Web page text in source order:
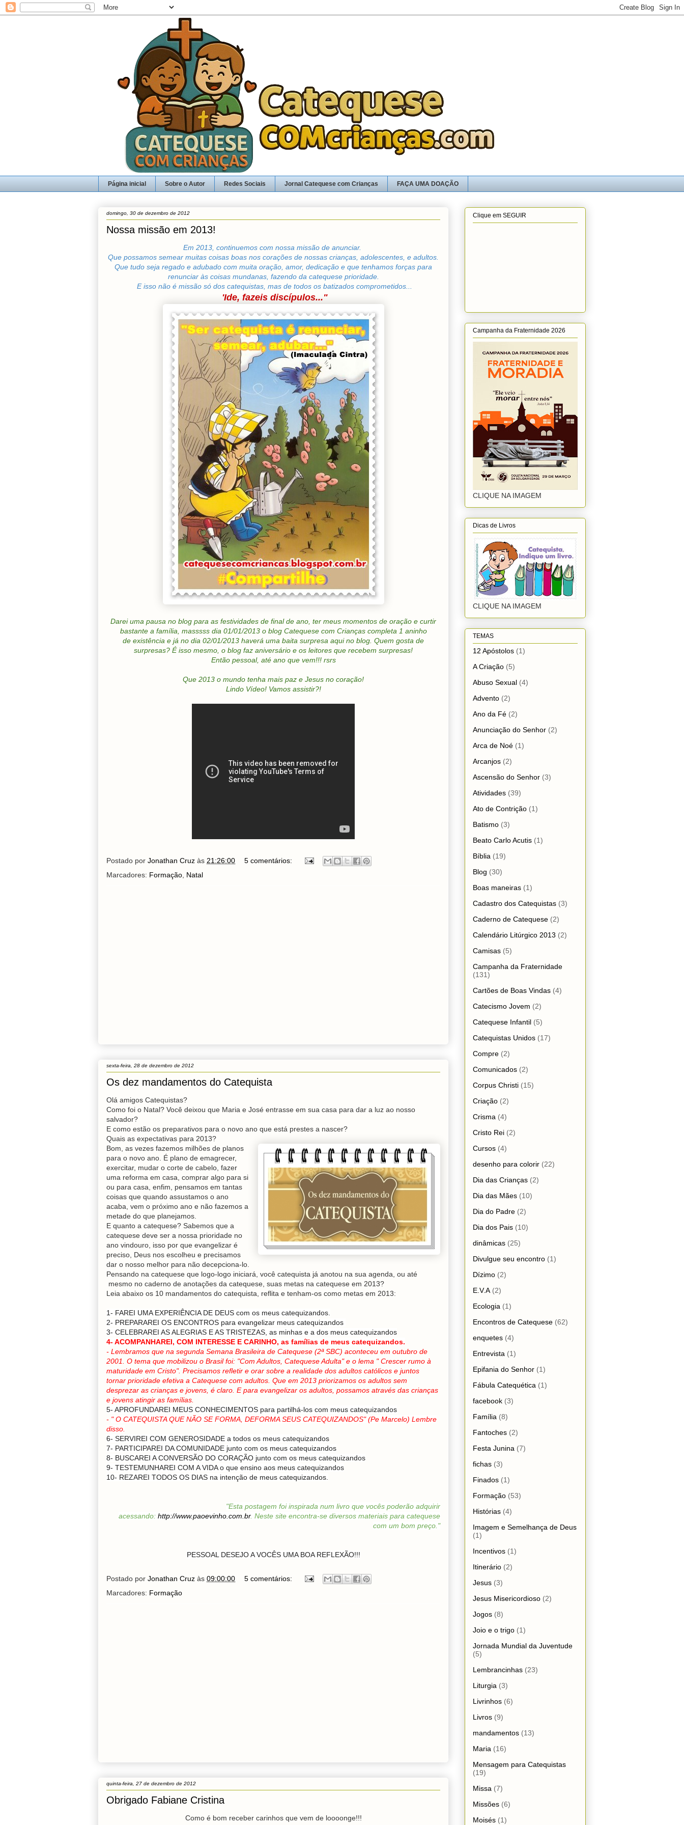
Página inicial Sobre o Autor Redes Sociais Jornal Catequese com Crianças FAÇA UMA DOAÇÃO
domingo, 30 de dezembro de 2012
Nossa missão em 2013!
Em 2013, continuemos com nossa missão de anunciar.
Que possamos semear muitas coisas boas nos corações de nossas crianças, adolescentes, e adultos.
Que tudo seja regado e adubado com muita oração, amor, dedicação e que tenhamos forças para
renunciar às coisas mundanas, fazendo da catequese prioridade.
E isso não é missão só dos catequistas, mas de todos os batizados comprometidos...
'Ide, fazeis discípulos..."
Darei uma pausa no blog para as festividades de final de ano, ter meus momentos de oração e curtir
bastante a família, masssss dia 01/01/2013 o blog Catequese com Crianças completa 1 aninho
de existência e já no dia 02/01/2013 haverá uma baita surpresa aqui no blog. Quem gosta de
surpresas? É isso mesmo, o blog faz aniversário e os leitores que recebem surpresas!
Então pessoal, até ano que vem!!! rsrs
Que 2013 o mundo tenha mais paz e Jesus no coração!
Lindo Vídeo! Vamos assistir?!
Postado por Jonathan Cruz às 21:26:00
5 comentários:
Marcadores: Formação, Natal
sexta-feira, 28 de dezembro de 2012
Os dez mandamentos do Catequista
Olá amigos Catequistas?
Como foi o Natal? Você deixou que Maria e José entrasse em sua casa para dar a luz ao nosso
salvador?
E como estão os preparativos para o novo ano que está prestes a nascer?
Quais as expectativas para 2013?
Bom, as vezes fazemos milhões de planos
para o novo ano. É plano de emagrecer,
exercitar, mudar o corte de cabelo, fazer
uma reforma em casa, comprar algo para si
ou para casa, enfim, pensamos em tantas
coisas que quando assustamos o ano
acaba, vem o próximo ano e não fazemos a
metade do que planejamos.
E quanto a catequese? Sabemos que a
catequese deve ser a nossa prioridade no
ano vindouro, isso por que evangelizar é
preciso, Deus nos escolheu e precisamos
dar o nosso melhor para não decepciona-lo.
Pensando na catequese que logo-logo iniciará, você catequista já anotou na sua agenda, ou até
mesmo no caderno de anotações da catequese, suas metas na catequese em 2013?
Leia abaixo os 10 mandamentos do catequista, reflita e tenham-os como metas em 2013:
1- FAREI UMA EXPERIÊNCIA DE DEUS com os meus catequizandos.
2- PREPARAREI OS ENCONTROS para evangelizar meus catequizandos
3- CELEBRAREI AS ALEGRIAS E AS TRISTEZAS, as minhas e a dos meus catequizandos
4- ACOMPANHAREI, COM INTERESSE E CARINHO, as famílias de meus catequizandos.
- Lembramos que na segunda Semana Brasileira de Catequese (2ª SBC) aconteceu em outubro de
2001. O tema que mobilizou o Brasil foi: "Com Adultos, Catequese Adulta" e o lema " Crescer rumo à
maturidade em Cristo". Precisamos refletir e orar sobre a realidade dos adultos católicos e juntos
tornar prioridade efetiva a Catequese com adultos. Que em 2013 priorizamos os adultos sem
desprezar as crianças e jovens, é claro. E para evangelizar os adultos, possamos através das crianças
e jovens atingir as famílias.
5- APROFUNDAREI MEUS CONHECIMENTOS para partilhá-los com meus catequizandos
- " O CATEQUISTA QUE NÃO SE FORMA, DEFORMA SEUS CATEQUIZANDOS" (Pe Marcelo) Lembre
disso.
6- SERVIREI COM GENEROSIDADE a todos os meus catequizandos
7- PARTICIPAREI DA COMUNIDADE junto com os meus catequizandos
8- BUSCAREI A CONVERSÃO DO CORAÇÃO junto com os meus catequizandos
9- TESTEMUNHAREI COM A VIDA o que ensino aos meus catequizandos
10- REZAREI TODOS OS DIAS na intenção de meus catequizandos.
"Esta postagem foi inspirada num livro que vocês poderão adquirir
acessando: http://www.paoevinho.com.br. Neste site encontra-se diversos materiais para catequese
com um bom preço."
PESSOAL DESEJO A VOCÊS UMA BOA REFLEXÃO!!!
Postado por Jonathan Cruz às 09:00:00
5 comentários:
Marcadores: Formação
quinta-feira, 27 de dezembro de 2012
Obrigado Fabiane Cristina
Como é bom receber carinhos que vem de loooonge!!!
Clique em SEGUIR
Campanha da Fraternidade 2026
CLIQUE NA IMAGEM
Dicas de Livros
CLIQUE NA IMAGEM
TEMAS
12 Apóstolos (1)
A Criação (5)
Abuso Sexual (4)
Advento (2)
Ano da Fé (2)
Anunciação do Senhor (2)
Arca de Noé (1)
Arcanjos (2)
Ascensão do Senhor (3)
Atividades (39)
Ato de Contrição (1)
Batismo (3)
Beato Carlo Acutis (1)
Bíblia (19)
Blog (30)
Boas maneiras (1)
Cadastro dos Catequistas (3)
Caderno de Catequese (2)
Calendário Litúrgico 2013 (2)
Camisas (5)
Campanha da Fraternidade
(131)
Cartões de Boas Vindas (4)
Catecismo Jovem (2)
Catequese Infantil (5)
Catequistas Unidos (17)
Compre (2)
Comunicados (2)
Corpus Christi (15)
Criação (2)
Crisma (4)
Cristo Rei (2)
Cursos (4)
desenho para colorir (22)
Dia das Crianças (2)
Dia das Mães (10)
Dia do Padre (2)
Dia dos Pais (10)
dinâmicas (25)
Divulgue seu encontro (1)
Dízimo (2)
E.V.A (2)
Ecologia (1)
Encontros de Catequese (62)
enquetes (4)
Entrevista (1)
Epifania do Senhor (1)
Fábula Catequética (1)
facebook (3)
Família (8)
Fantoches (2)
Festa Junina (7)
fichas (3)
Finados (1)
Formação (53)
Histórias (4)
Imagem e Semelhança de Deus
(1)
Incentivos (1)
Itinerário (2)
Jesus (3)
Jesus Misericordioso (2)
Jogos (8)
Joio e o trigo (1)
Jornada Mundial da Juventude
(5)
Lembrancinhas (23)
Liturgia (3)
Livrinhos (6)
Livros (9)
mandamentos (13)
Maria (16)
Mensagem para Catequistas
(19)
Missa (7)
Missões (6)
Moisés (1)